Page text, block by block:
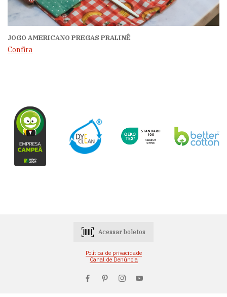
JOGO AMERICANO PREGAS PRALINÊ
Confira
Acessar boletos
Política de privacidade
Canal de Denúncia